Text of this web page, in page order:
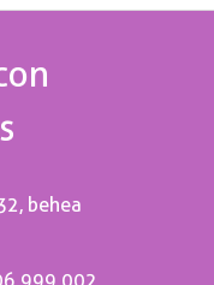
behea
999 002